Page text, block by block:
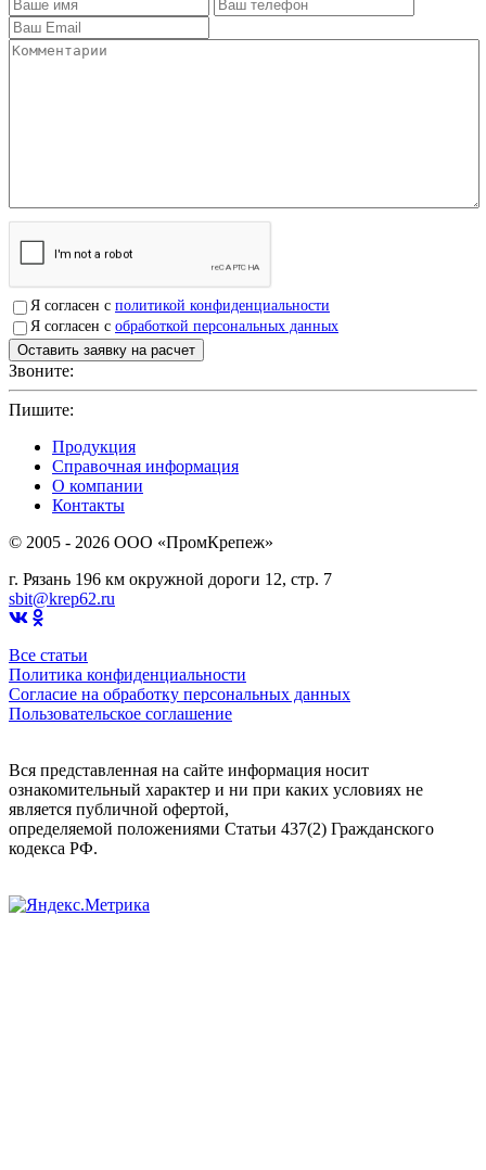
Я согласен с политикой конфиденциальности
Я согласен с обработкой персональных данных
Звоните:
Пишите:
Продукция
Справочная информация
О компании
Контакты
© 2005 - 2026 OOO «ПромКрепеж»
г. Рязань 196 км окружной дороги 12, стр. 7
sbit@krep62.ru
Все статьи
Политика конфиденциальности
Согласие на обработку персональных данных
Пользовательское соглашение
Вся представленная на сайте информация носит
ознакомительный характер и ни при каких условиях не
является публичной офертой,
определяемой положениями Статьи 437(2) Гражданского
кодекса РФ.